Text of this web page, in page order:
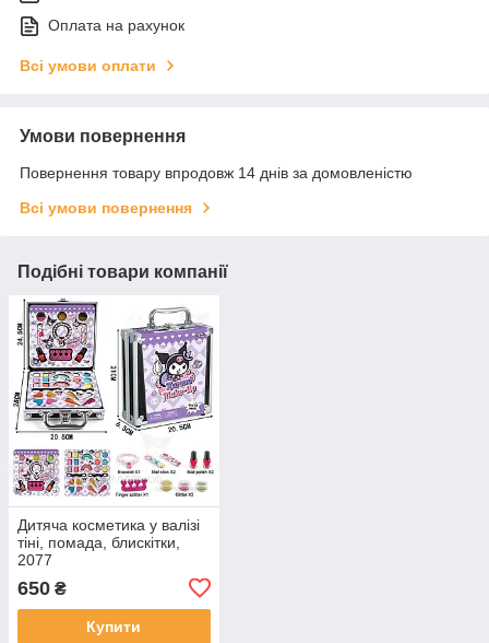
Оплата на рахунок
Всі умови оплати
Умови повернення
Повернення товару впродовж 14 днів за домовленістю
Всі умови повернення
Подібні товари компанії
Дитяча косметика у валізі
тіні, помада, блискітки,
2077
650 ₴
Купити